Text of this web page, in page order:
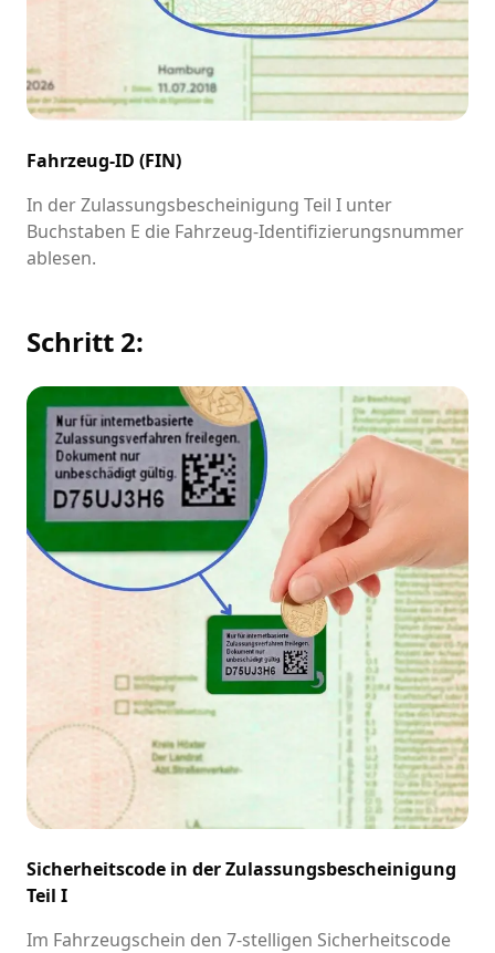
Fahrzeug-ID (FIN)
In der Zulassungsbescheinigung Teil I unter
Buchstaben E die Fahrzeug-Identifizierungsnummer
ablesen.
Schritt 2:
Sicherheitscode in der Zulassungsbescheinigung
Teil I
Im Fahrzeugschein den 7-stelligen Sicherheitscode